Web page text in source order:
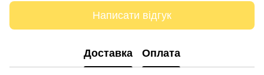
Написати відгук
Доставка Оплата